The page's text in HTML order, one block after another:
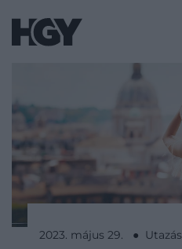
2023. május 29. ● Utazás